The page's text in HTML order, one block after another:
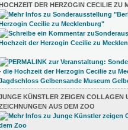
DER HERZOGIN CECILIE ZU
KÜNSTLER ZEIGEN COLLAGEN
AUS DEM ZOO